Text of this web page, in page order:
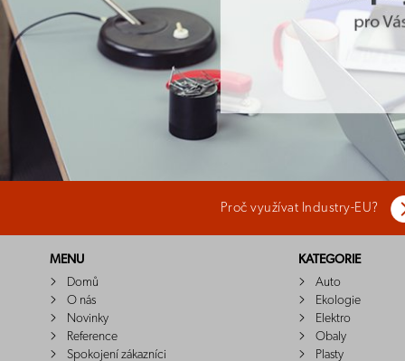
Proč využívat Industry-EU?
MENU
Domů
O nás
Novinky
Reference
Spokojení zákazníci
KATEGORIE
Auto
Ekologie
Elektro
Obaly
Plasty